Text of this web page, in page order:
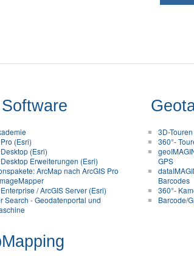
(Esri)
(Esri)
Erweiterungen (Esri)
ArcMap nach ArcGIS Pro
/ ArcGIS Server (Esri)
Search - Geodatenportal und
3D-
360°-
GPS
Barcodes
360°-
Barcode/